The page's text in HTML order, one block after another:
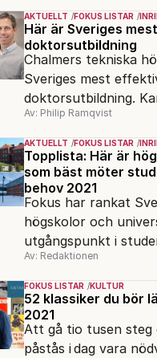
högskola, angående
och kritiken i medier.
AKTUELLT FOKUS LISTAR
Här är Sveriges
doktorsutbildning
Chalmers tekniska
Sveriges mest
doktorsutbildning.
man hämtat
USA?
Av: Philip Ramqvist
AKTUELLT FOKUS LISTAR
Topplista: Här är
som bäst möter
behov 2021
Fokus har rankat Sveriges
högskolor och
utgångspunkt i
behov. Den 15 april
vara inne.
Av: Redaktionen
FOKUS LISTAR KULTUR
52 klassiker du bör
2021
Att gå tio tusen steg
påstås i dag vara